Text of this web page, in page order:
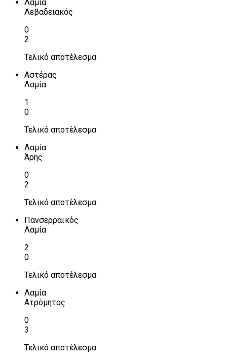
Λαμία
Λεβαδειακός
0
2
Τελικό αποτέλεσμα
Αστέρας
Λαμία
1
0
Τελικό αποτέλεσμα
Λαμία
Άρης
0
2
Τελικό αποτέλεσμα
Πανσερραϊκός
Λαμία
2
0
Τελικό αποτέλεσμα
Λαμία
Ατρόμητος
0
3
Τελικό αποτέλεσμα